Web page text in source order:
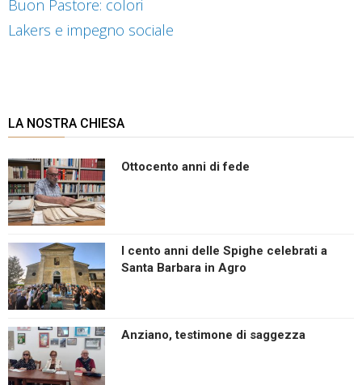
Buon Pastore: colori
Lakers e impegno sociale
LA NOSTRA CHIESA
Ottocento anni di fede
I cento anni delle Spighe celebrati a
Santa Barbara in Agro
Anziano, testimone di saggezza